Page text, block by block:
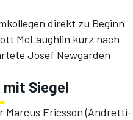
direkt zu Beginn
McLaughlin kurz nach
Josef Newgarden
mit Siegel
Marcus Ericsson (Andretti-